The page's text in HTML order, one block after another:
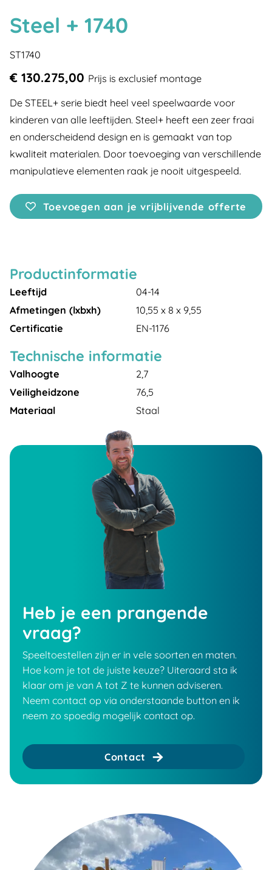
Steel + 1740
ST1740
€ 130.275,00 Prijs is exclusief montage
De STEEL+ serie biedt heel veel speelwaarde voor
kinderen van alle leeftijden. Steel+ heeft een zeer fraai
en onderscheidend design en is gemaakt van top
kwaliteit materialen. Door toevoeging van verschillende
manipulatieve elementen raak je nooit uitgespeeld.
Toevoegen aan je vrijblijvende offerte
Productinformatie
Leeftijd
04-14
Afmetingen (lxbxh)
10,55 x 8 x 9,55
Certificatie
EN-1176
Technische informatie
Valhoogte
2,7
Veiligheidzone
76,5
Materiaal
Staal
Heb je een prangende
vraag?
Speeltoestellen zijn er in vele soorten en maten.
Hoe kom je tot de juiste keuze? Uiteraard sta ik
klaar om je van A tot Z te kunnen adviseren.
Neem contact op via onderstaande button en ik
neem zo spoedig mogelijk contact op.
Contact